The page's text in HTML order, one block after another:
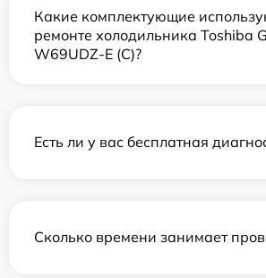
Какие комплектующие
ремонте холодильника Toshiba
W69UDZ-E (C)?
Есть ли у вас бесплатная
Сколько времени занимает